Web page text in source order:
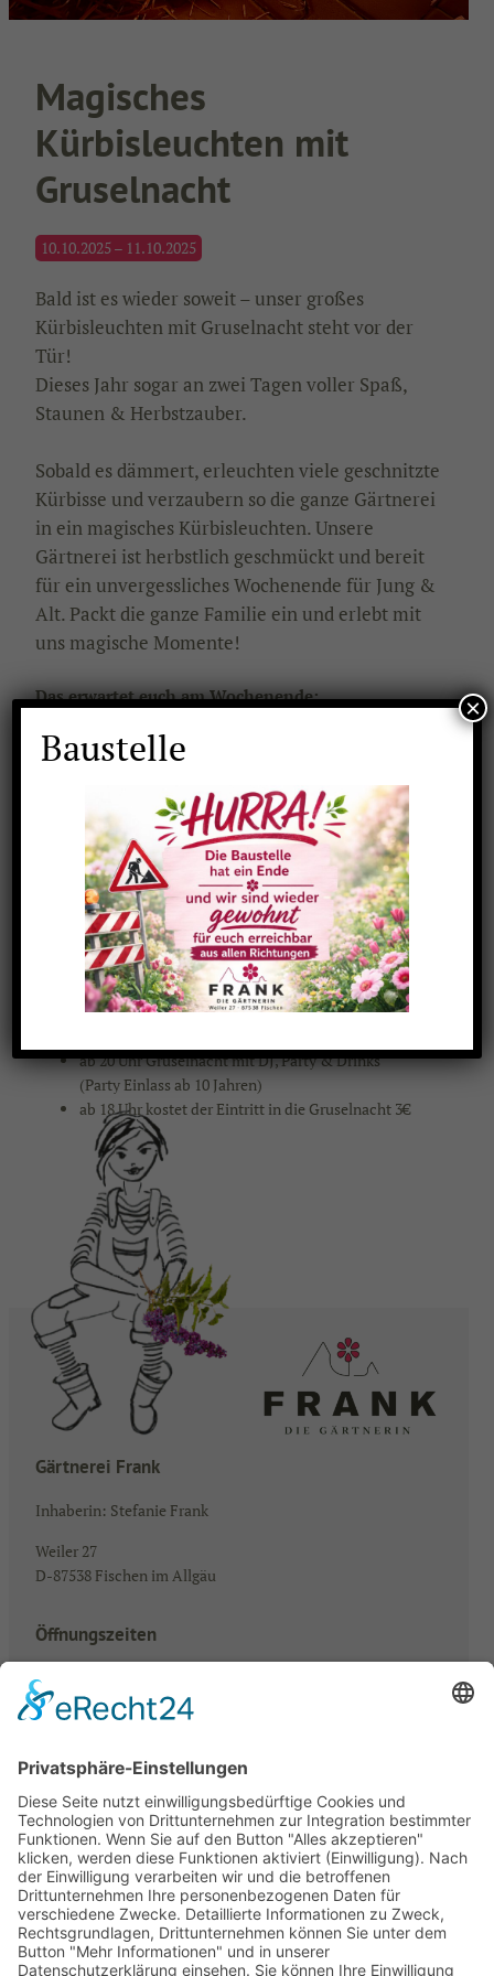
Magisches
Kürbisleuchten mit
Gruselnacht
10.10.2025 – 11.10.2025
Bald ist es wieder soweit – unser großes
Kürbisleuchten mit Gruselnacht steht vor der
Tür!
Dieses Jahr sogar an zwei Tagen voller Spaß,
Staunen & Herbstzauber.
Sobald es dämmert, erleuchten viele geschnitzte
Kürbisse und verzaubern so die ganze Gärtnerei
in ein magisches Kürbisleuchten. Unsere
Gärtnerei ist herbstlich geschmückt und bereit
für ein unvergessliches Wochenende für Jung &
Alt. Packt die ganze Familie ein und erlebt mit
uns magische Momente!
Das erwartet euch am Wochenende:
Jede Menge leuchtender Kürbisse in der ganzen
Kinderschminken
Lustige & gruselige Kürbisfiguren entdecken
Leckere Essen & Trinken
bis 20 Uhr Pflanzen- & Dekoshopping
Freitag:
Zauberer Thomasius (14:01 & 17:01 Uhr)
Samstag:
fire.2.soul ab 17 Uhr mit anschließender Feuershow
ab 20 Uhr Gruselnacht mit DJ, Party & Drinks
(Party Einlass ab 10 Jahren)
ab 18 Uhr kostet der Eintritt in die Gruselnacht 3€
Gärtnerei Frank
Inhaberin: Stefanie Frank
Weiler 27
D-87538 Fischen im Allgäu
Öffnungszeiten
Mo – Fr: 08.00 – 18.00 Uhr
Samstag: 08.00 – 13.00 Uhr
abweichende Öffnungszeiten bei Veranstaltungen findet ihr
aktuell auf Instagram und Facebook
Instagram Facebook
#gaertnereifrank
Baustelle
×